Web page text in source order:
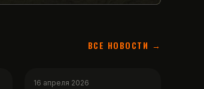
ВСЕ НОВОСТИ →
16 апреля 2026